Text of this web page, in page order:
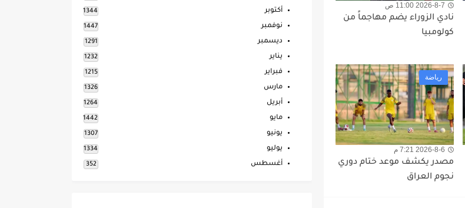
2026-8-7 11:00 ص
نادي الزوراء يضم مهاجماً من
كولومبيا
رياضة
2026-8-6 7:21 م
مصدر يكشف موعد ختام دوري
نجوم العراق
أكتوبر 1344
نوفمبر 1447
ديسمبر 1291
يناير 1232
فبراير 1215
مارس 1326
أبريل 1264
مايو 1442
يونيو 1307
يوليو 1334
أغسطس 352